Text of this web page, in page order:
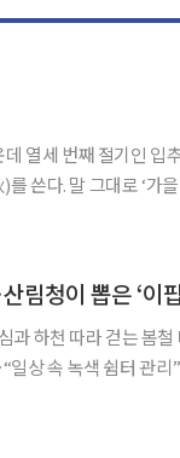
열세 번째 절기인 입
. 말 그대로 ‘가을이 시
림청이 뽑은 ‘이
하천 따라 걷는 봄
관리” 5월이 가까워지며 도심 곳곳